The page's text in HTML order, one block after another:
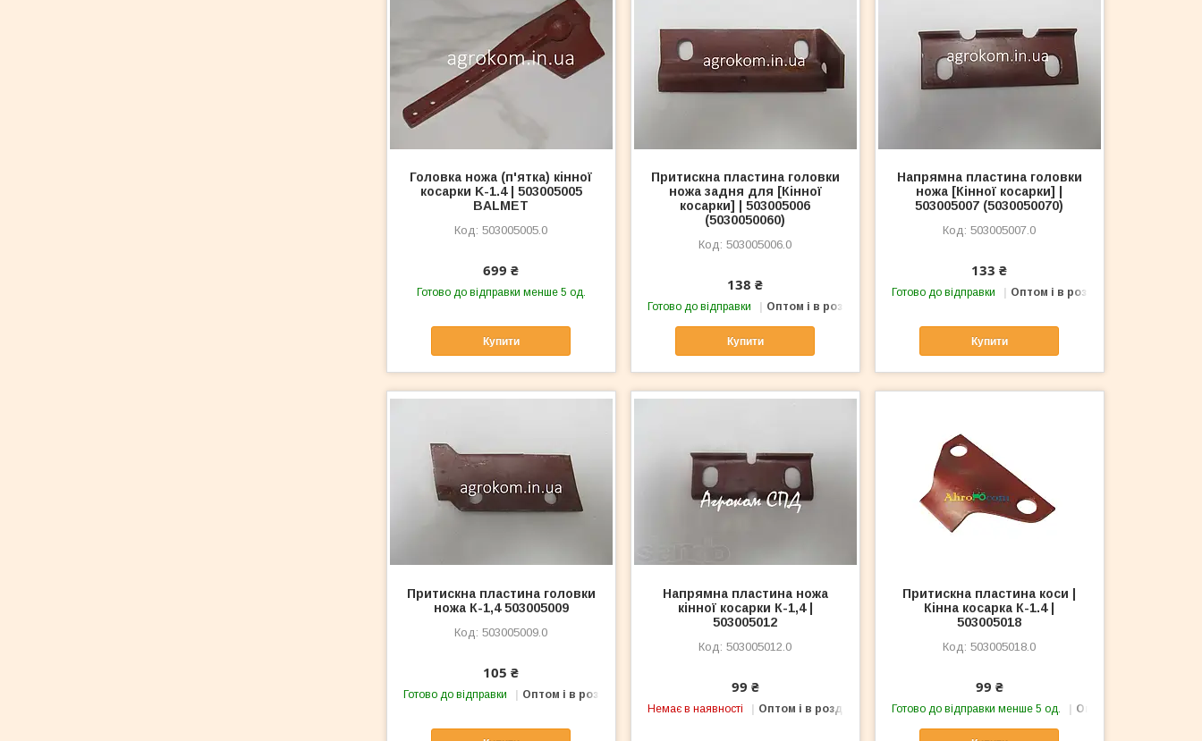
Головка ножа (п'ятка) кінної
косарки K-1.4 | 503005005
BALMET
503005005.0
699 ₴
Готово до відправки менше 5 од.
Купити
Притискна пластина головки
ножа задня для [Кінної
косарки] | 503005006
(5030050060)
503005006.0
138 ₴
Готово до відправки Оптом і в роздріб
Купити
Напрямна пластина головки
ножа [Кінної косарки] |
503005007 (5030050070)
503005007.0
133 ₴
Готово до відправки Оптом і в роздріб
Купити
Притискна пластина головки
ножа К-1,4 503005009
503005009.0
105 ₴
Готово до відправки Оптом і в роздріб
Напрямна пластина ножа
кінної косарки К-1,4 |
503005012
503005012.0
99 ₴
Немає в наявності Оптом і в роздріб
Притискна пластина коси |
Кінна косарка К-1.4 |
503005018
503005018.0
99 ₴
Готово до відправки менше 5 од. Оптом і в роздріб